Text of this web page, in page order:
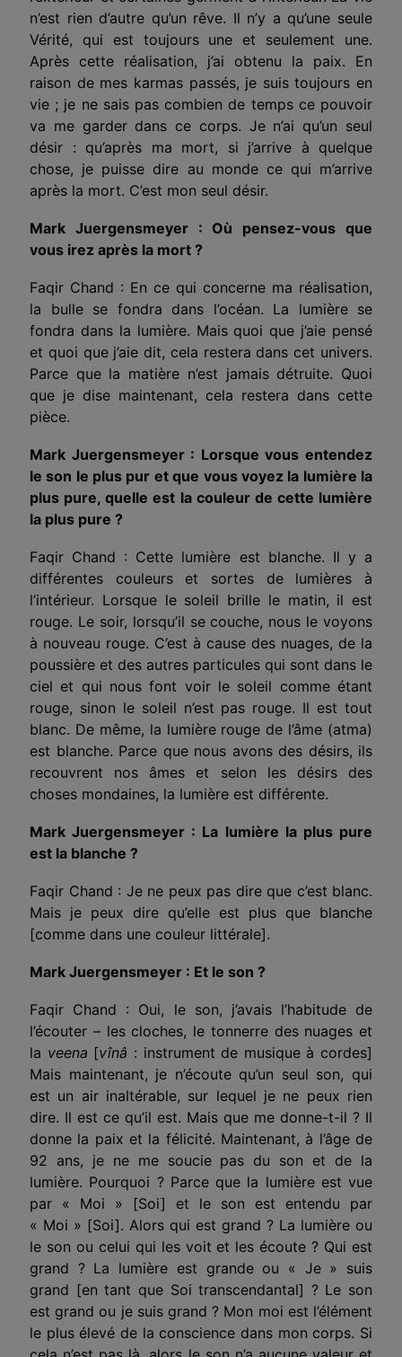
n’est rien d’autre qu’un rêve. Il n’y a qu’une seule
Vérité, qui est toujours une et seulement une.
Après cette réalisation, j’ai obtenu la paix. En
raison de mes karmas passés, je suis toujours en
vie ; je ne sais pas combien de temps ce pouvoir
va me garder dans ce corps. Je n’ai qu’un seul
désir : qu’après ma mort, si j’arrive à quelque
chose, je puisse dire au monde ce qui m’arrive
après la mort. C’est mon seul désir.
Mark Juergensmeyer : Où pensez-vous que
vous irez après la mort ?
Faqir Chand : En ce qui concerne ma réalisation,
la bulle se fondra dans l’océan. La lumière se
fondra dans la lumière. Mais quoi que j’aie pensé
et quoi que j’aie dit, cela restera dans cet univers.
Parce que la matière n’est jamais détruite. Quoi
que je dise maintenant, cela restera dans cette
pièce.
Mark Juergensmeyer : Lorsque vous entendez
le son le plus pur et que vous voyez la lumière la
plus pure, quelle est la couleur de cette lumière
la plus pure ?
Faqir Chand : Cette lumière est blanche. Il y a
différentes couleurs et sortes de lumières à
l’intérieur. Lorsque le soleil brille le matin, il est
rouge. Le soir, lorsqu’il se couche, nous le voyons
à nouveau rouge. C’est à cause des nuages, de la
poussière et des autres particules qui sont dans le
ciel et qui nous font voir le soleil comme étant
rouge, sinon le soleil n’est pas rouge. Il est tout
blanc. De même, la lumière rouge de l’âme (atma)
est blanche. Parce que nous avons des désirs, ils
recouvrent nos âmes et selon les désirs des
choses mondaines, la lumière est différente.
Mark Juergensmeyer : La lumière la plus pure
est la blanche ?
Faqir Chand : Je ne peux pas dire que c’est blanc.
Mais je peux dire qu’elle est plus que blanche
[comme dans une couleur littérale].
Mark Juergensmeyer : Et le son ?
Faqir Chand : Oui, le son, j’avais l’habitude de
l’écouter – les cloches, le tonnerre des nuages et
la veena [vînâ : instrument de musique à cordes]
Mais maintenant, je n’écoute qu’un seul son, qui
est un air inaltérable, sur lequel je ne peux rien
dire. Il est ce qu’il est. Mais que me donne-t-il ? Il
donne la paix et la félicité. Maintenant, à l’âge de
92 ans, je ne me soucie pas du son et de la
lumière. Pourquoi ? Parce que la lumière est vue
par « Moi » [Soi] et le son est entendu par
« Moi » [Soi]. Alors qui est grand ? La lumière ou
le son ou celui qui les voit et les écoute ? Qui est
grand ? La lumière est grande ou « Je » suis
grand [en tant que Soi transcendantal] ? Le son
est grand ou je suis grand ? Mon moi est l’élément
le plus élevé de la conscience dans mon corps. Si